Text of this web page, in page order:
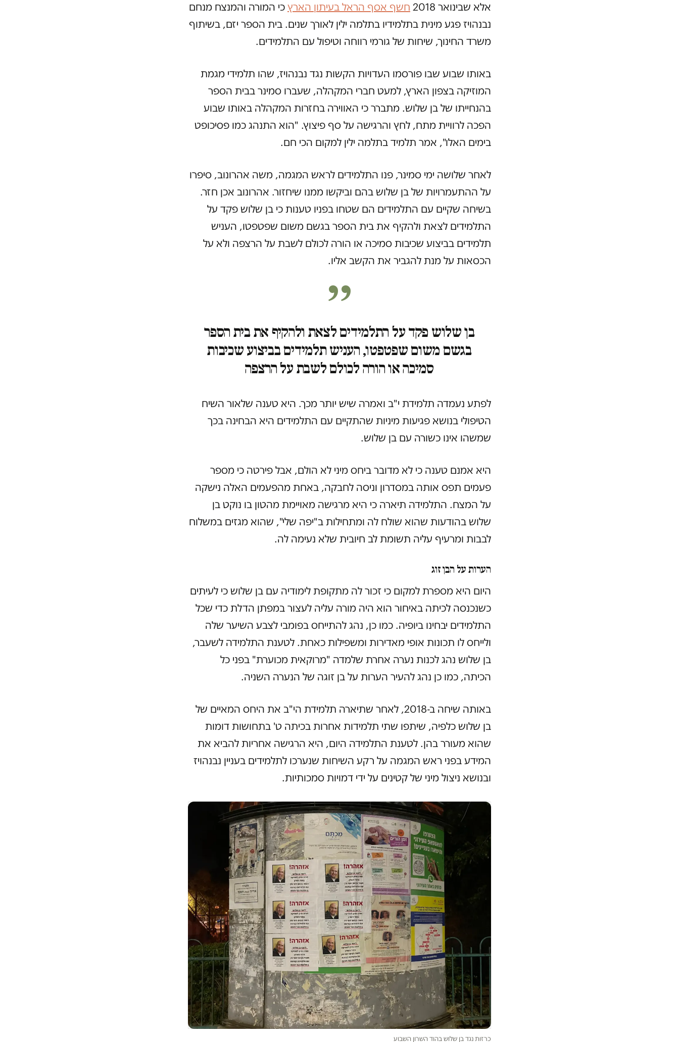
אלא שבינואר 2018 חשף אסף הראל בעיתון הארץ כי המורה והמנצח מנחם
נבנהויז פגע מינית בתלמידיו בתלמה ילין לאורך שנים. בית הספר יזם, בשיתוף
משרד החינוך, שיחות של גורמי רווחה וטיפול עם התלמידים.
באותו שבוע שבו פורסמו העדויות הקשות נגד נבנהויז, שהו תלמידי מגמת
המוזיקה בצפון הארץ, למעט חברי המקהלה, שעברו סמינר בבית הספר
בהנחייתו של בן שלוש. מתברר כי האווירה בחזרות המקהלה באותו שבוע
הפכה לרוויית מתח, לחץ והרגישה על סף פיצוץ. "הוא התנהג כמו פסיכופט
בימים האלו", אמר תלמיד בתלמה ילין למקום הכי חם.
לאחר שלושה ימי סמינר, פנו התלמידים לראש המגמה, משה אהרונוב, סיפרו
על ההתעמרויות של בן שלוש בהם וביקשו ממנו שיחזור. אהרונוב אכן חזר.
בשיחה שקיים עם התלמידים הם שטחו בפניו טענות כי בן שלוש פקד על
התלמידים לצאת ולהקיף את בית הספר בגשם משום שפטפטו, העניש
תלמידים בביצוע שכיבות סמיכה או הורה לכולם לשבת על הרצפה ולא על
הכסאות על מנת להגביר את הקשב אליו.
בן שלוש פקד על התלמידים לצאת ולהקיף את בית הספר
בגשם משום שפטפטו, העניש תלמידים בביצוע שכיבות
סמיכה או הורה לכולם לשבת על הרצפה
לפתע נעמדה תלמידת י"ב ואמרה שיש יותר מכך. היא טענה שלאור השיח
הטיפולי בנושא פגיעות מיניות שהתקיים עם התלמידים היא הבחינה בכך
שמשהו אינו כשורה עם בן שלוש.
היא אמנם טענה כי לא מדובר ביחס מיני לא הולם, אבל פירטה כי מספר
פעמים תפס אותה במסדרון וניסה לחבקה, באחת מהפעמים האלה נישקה
על המצח. התלמידה תיארה כי היא מרגישה מאויימת מהטון בו נוקט בן
שלוש בהודעות שהוא שולח לה ומתחילות ב"יפה שלי", שהוא מגזים במשלוח
לבבות ומרעיף עליה תשומת לב חיובית שלא נעימה לה.
הערות על הבן זוג
היום היא מספרת למקום כי זכור לה מתקופת לימודיה עם בן שלוש כי לעיתים
כשנכנסה לכיתה באיחור הוא היה מורה עליה לעצור במפתן הדלת כדי שכל
התלמידים יבחינו ביופיה. כמו כן, נהג להתייחס בפומבי לצבע השיער שלה
ולייחס לו תכונות אופי מאדירות ומשפילות כאחת. לטענת התלמידה לשעבר,
בן שלוש נהג לכנות נערה אחרת שלמדה "מרוקאית מכוערת" בפני כל
הכיתה, כמו כן נהג להעיר הערות על בן זוגה של הנערה השניה.
באותה שיחה ב-2018, לאחר שתיארה תלמידת הי"ב את היחס המאיים של
בן שלוש כלפיה, שיתפו שתי תלמידות אחרות בכיתה ט' בתחושות דומות
שהוא מעורר בהן. לטענת התלמידה היום, היא הרגישה אחריות להביא את
המידע בפני ראש המגמה על רקע השיחות שנערכו לתלמידים בעניין נבנהויז
ובנושא ניצול מיני של קטינים על ידי דמויות סמכותיות.
כרזות נגד בן שלוש בהוד השרון השבוע